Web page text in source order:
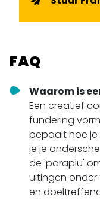
FAQ
Waarom is
Een creatief
fundering
bepaalt hoe je
je je
de 'paraplu'
uitingen
en